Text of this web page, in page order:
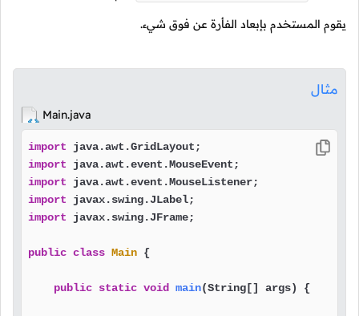
يقوم المستخدم بإبعاد الفأرة عن فوق شيء.
مثال
Main.java
import
import
import
import
import javax.swing.JFrame;
public class Main {
public static void main(String[] args) {